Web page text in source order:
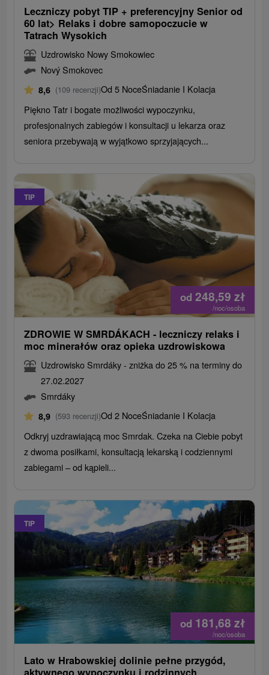
Leczniczy pobyt TIP + preferencyjny Senior od
60 lat> Relaks i dobre samopoczucie w
Tatrach Wysokich
Uzdrowisko Nowy Smokowiec
Nový Smokovec
8,6 (109 recenzji)Od 5 NoceŚniadanie I Kolacja
Piękno Tatr i bogate możliwości wypoczynku,
profesjonalnych zabiegów i konsultacji u lekarza oraz
seniora przebywają w wyjątkowo sprzyjających...
TIP
od 248,59 zł
/noc/osoba
ZDROWIE W SMRDÁKACH - leczniczy relaks i
moc minerałów oraz opieka uzdrowiskowa
Uzdrowisko Smrdáky - zniżka do 25 % na terminy do
27.02.2027
Smrdáky
8,9 (593 recenzji)Od 2 NoceŚniadanie I Kolacja
Odkryj uzdrawiającą moc Smrdak. Czeka na Ciebie pobyt
z dwoma posiłkami, konsultacją lekarską i codziennymi
zabiegami – od kąpieli...
TIP
od 181,68 zł
/noc/osoba
Lato w Hrabowskiej dolinie pełne przygód,
aktywnego wypoczynku i rodzinnych